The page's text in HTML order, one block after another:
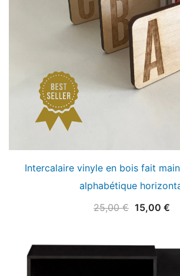
Intercalaire vinyle en bois fait
alphabétique
25,00€ Le
était :
15,00 €